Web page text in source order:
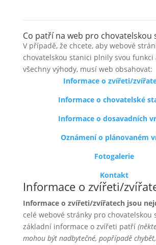
Co patří na web pro chovatelskou
V případě, že chcete, aby webové
chovatelskou stanici plnily svou funkci
všechny výhody, musí web obsahovat:
Informace o zvířeti/
Informace o chovatelské
Informace o dosavadních
Oznámení o plánovaném
Fotogalerie
Kontakt
Informace o zvířeti/
Informace o zvířeti/zvířatech jsou
celé webové stránky pro chovatelskou
základní informace o zvířeti patří
mohou být nadbytečné, popřípadě